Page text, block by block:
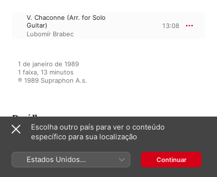
V. Chaconne (Arr. for Solo
Guitar)
Lubomír Brabec
13:08
1 de janeiro de 1989
1 faixa, 13 minutos
℗ 1989 Supraphon A.s.
Do álbum
Guitar Solo Collection
Lubomír Brabec
Escolha outro país para ver o conteúdo
específico para sua localização
Estados Unidos
(Português Brasil)
Continuar